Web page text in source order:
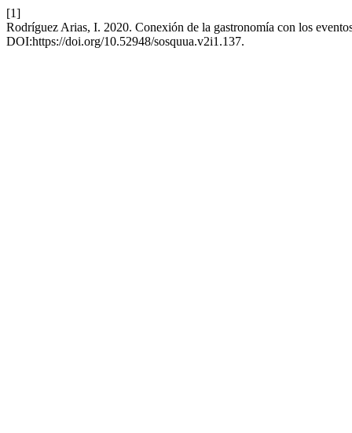
[1]
Rodríguez Arias, I. 2020. Conexión de la gastronomía con los
DOI:https://doi.org/10.52948/sosquua.v2i1.137.